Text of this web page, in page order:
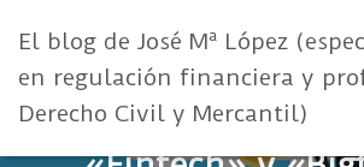
El blog de José Mª López
en regulación financiera y
Derecho Civil y Mercantil)